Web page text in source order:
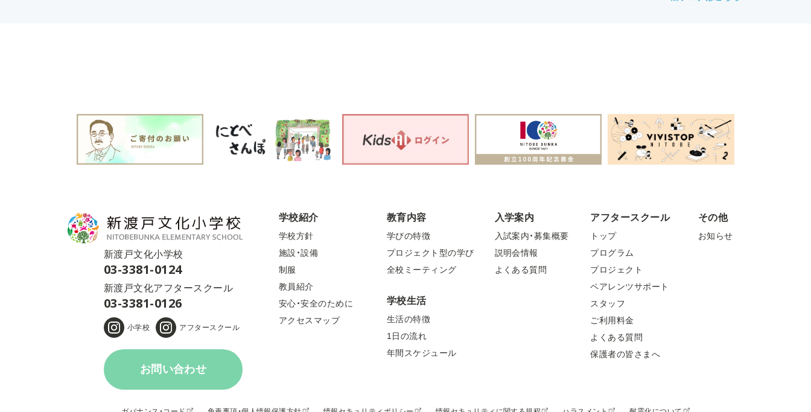
新渡戸文化小学校
03-3381-0124
新渡戸文化アフタースクール
03-3381-0126
小学校 アフタースクール
お問い合わせ
学校紹介
学校方針
施設・設備
制服
教員紹介
安心・安全のために
アクセスマップ
教育内容
学びの特徴
プロジェクト型の学び
全校ミーティング
学校生活
生活の特徴
1日の流れ
年間スケジュール
入学案内
入試案内・募集概要
説明会情報
よくある質問
アフタースクール
トップ
プログラム
プロジェクト
ペアレンツサポート
スタッフ
ご利用料金
よくある質問
保護者の皆さまへ
その他
お知らせ